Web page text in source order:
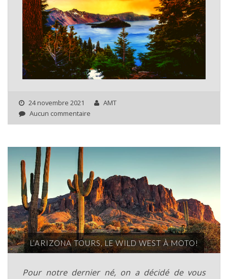
24 novembre 2021
AMT
Aucun commentaire
L’ARIZONA TOURS, LE WILD WEST À MOTO!
Pour notre dernier né, on a décidé de vous